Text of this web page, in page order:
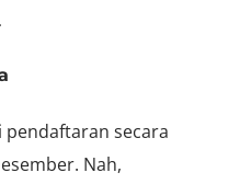
pendaftaran secara
Nah,